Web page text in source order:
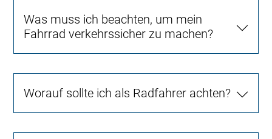
Was muss ich beachten, um mein
Fahrrad verkehrssicher zu machen?
Worauf sollte ich als Radfahrer achten?